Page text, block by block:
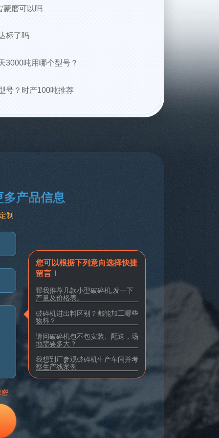
蒙磨可以吗
标了吗
3000吨用哪个型号？
号？时产100吨推荐
产品信息
制
您可以根据下列意向选择快捷
留言！
帮我推荐几款小型破碎机,发一下
产量及价格表。
破碎机进出料区别？都能加工哪些
物料？
请问破碎机包不包安装、配送，场
地需要多大？
我想到厂参观破碎机生产车间并考
察生产线案例
密